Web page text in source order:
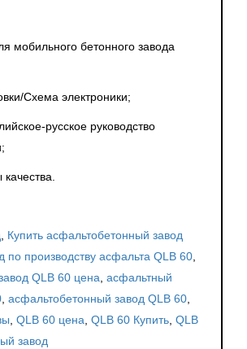
мобильного бетонного завода
Схема электроники;
русское руководство
, Купить асфальтобетонный завод
по производству асфальта QLB 60,
QLB 60 цена, асфальтный
, асфальтобетонный завод QLB 60,
, QLB 60 цена, QLB 60 Купить, QLB
завод